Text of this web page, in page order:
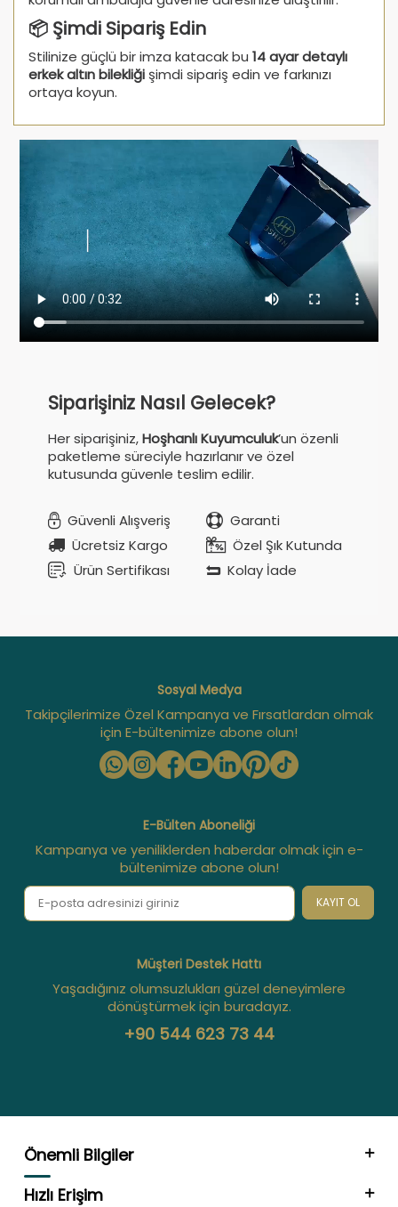
📦 Şimdi Sipariş Edin
Stilinize güçlü bir imza katacak bu 14 ayar detaylı
erkek altın bilekliği şimdi sipariş edin ve farkınızı
ortaya koyun.
Siparişiniz Nasıl Gelecek?
Her siparişiniz,Hoşhanlı Kuyumculuk’un özenli
paketleme süreciyle hazırlanır ve özel
kutusunda güvenle teslim edilir.
Güvenli Alışveriş
Garanti
Ücretsiz Kargo
Özel Şık Kutunda
Ürün Sertifikası
Kolay İade
Sosyal Medya
Takipçilerimize Özel Kampanya ve Fırsatlardan olmak
için E-bültenimize abone olun!
E-Bülten Aboneliği
Kampanya ve yeniliklerden haberdar olmak için e-
bültenimize abone olun!
KAYIT OL
Müşteri Destek Hattı
Yaşadığınız olumsuzlukları güzel deneyimlere
dönüştürmek için buradayız.
+90 544 623 73 44
Önemli Bilgiler
Hızlı Erişim